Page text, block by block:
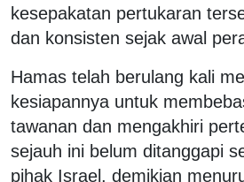
kesepakatan pertukaran
dan konsisten sejak awal
Hamas telah berulang kali
kesiapannya untuk
tawanan dan mengakhiri
sejauh ini belum ditanggapi
pihak Israel, demikian